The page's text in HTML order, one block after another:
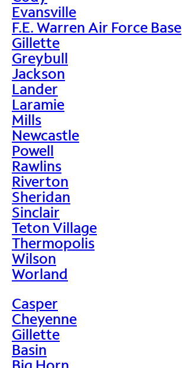
Evansville
F.E. Warren Air Force Base
Gillette
Greybull
Jackson
Lander
Laramie
Mills
Newcastle
Powell
Rawlins
Riverton
Sheridan
Sinclair
Teton Village
Thermopolis
Wilson
Worland
Casper
Cheyenne
Gillette
Basin